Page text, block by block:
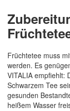
Früchtetee muss
werden. Es
VITALIA empfiehlt:
Schwarzem Tee
gesunden
heißem Wasser